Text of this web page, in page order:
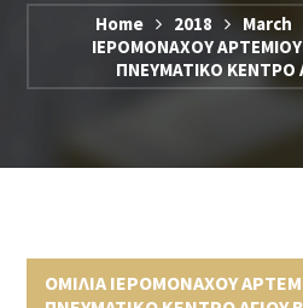
Home 2018 March
ΙΕΡΟΜΟΝΑΧΟΥ
ΠΝΕΥΜΑΤΙΚΟ ΚΕΝΤΡΟ
ΟΜΙΛΙΑ ΙΕΡΟΜΟΝΑΧΟΥ